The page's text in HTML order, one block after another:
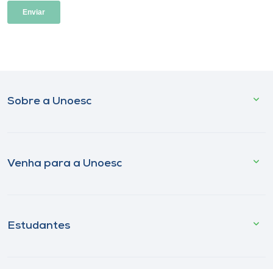
Sobre a Unoesc
Venha para a Unoesc
Estudantes